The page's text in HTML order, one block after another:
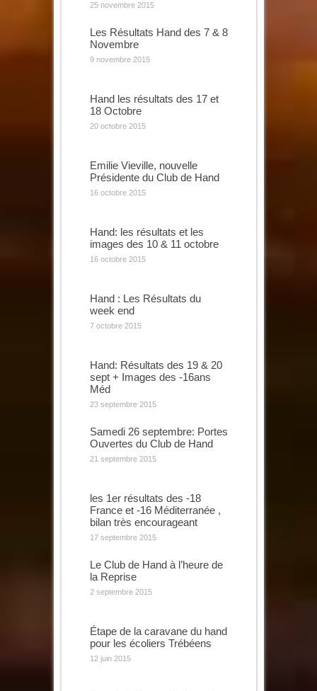
25 novembre 2015
Les Résultats Hand des 7 & 8
Novembre
9 novembre 2015
Hand les résultats des 17 et
18 Octobre
20 octobre 2015
Emilie Vieville, nouvelle
Présidente du Club de Hand
16 octobre 2015
Hand: les résultats et les
images des 10 & 11 octobre
16 octobre 2015
Hand : Les Résultats du
week end
7 octobre 2015
Hand: Résultats des 19 & 20
sept + Images des -16ans
Méd
23 septembre 2015
Samedi 26 septembre: Portes
Ouvertes du Club de Hand
21 septembre 2015
les 1er résultats des -18
France et -16 Méditerranée ,
bilan très encourageant
17 septembre 2015
Le Club de Hand à l’heure de
la Reprise
2 septembre 2015
Étape de la caravane du hand
pour les écoliers Trébéens
12 juin 2015